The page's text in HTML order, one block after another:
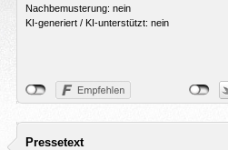
Nachbemusterung: nein
KI-generiert / KI-unterstützt: nein
Pressetext